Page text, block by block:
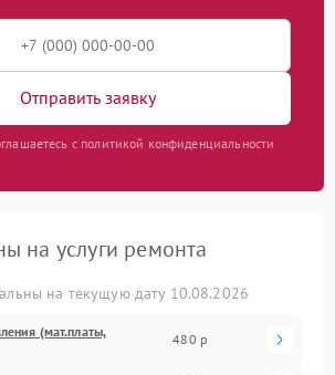
Отправить заявку
с политикой конфиденциальности
на услуги ремонта
на текущую дату 10.08.2026
(мат.платы,
480 р